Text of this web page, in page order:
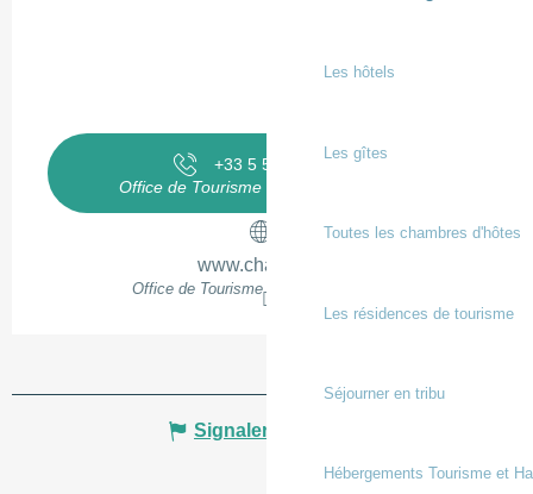
Les hôtels
Les gîtes
Toutes les chambres d'hôtes
Les résidences de tourisme
Séjourner en tribu
Hébergements Tourisme et
+33 5 58 98 58▒▒
Office de Tourisme Terres de Chalosse
www.chalosse.fr
Office de Tourisme Terres de Chalosse
Signaler une erreur